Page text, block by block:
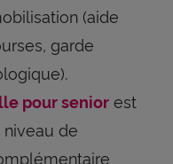
(aide
garde
pour seniorest
de